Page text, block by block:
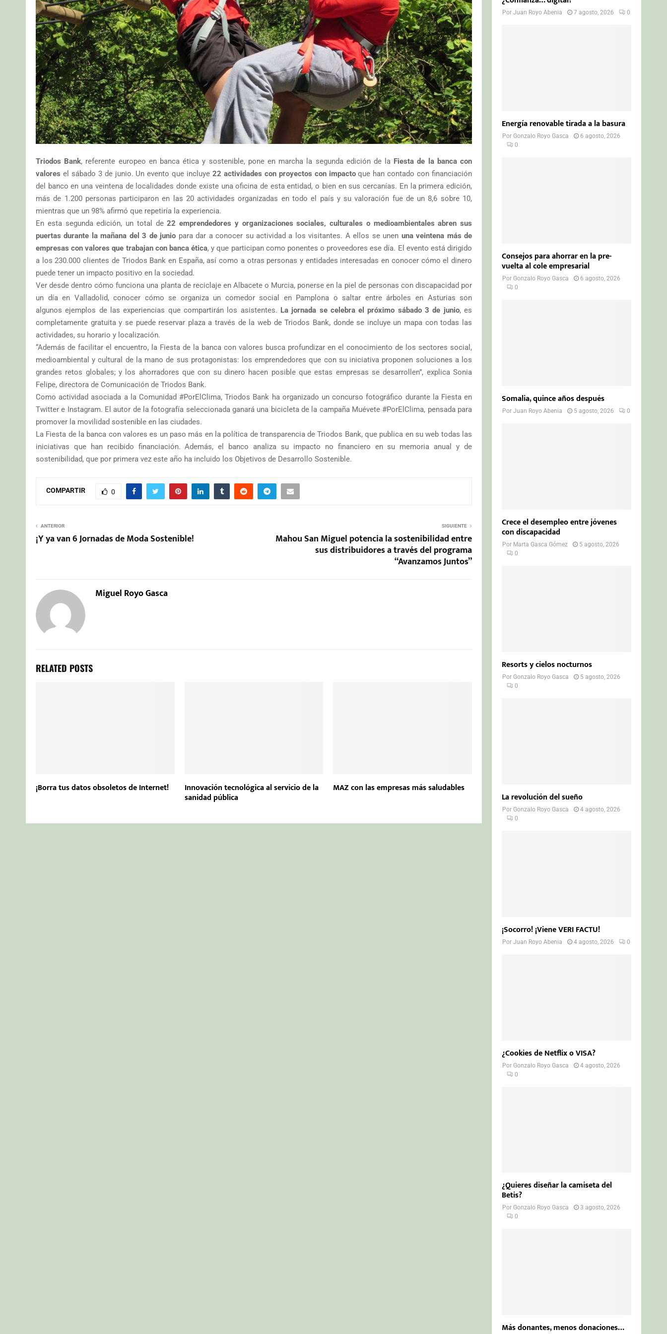
Triodos Bank, referente europeo en banca ética y sostenible, pone en marcha la segunda edición de la Fiesta de la banca con
valores el sábado 3 de junio. Un evento que incluye22 actividades con proyectos con impactoque han contado con financiación
del banco en una veintena de localidades donde existe una oficina de esta entidad, o bien en sus cercanías. En la primera edición,
más de 1.200 personas participaron en las 20 actividades organizadas en todo el país y su valoración fue de un 8,6 sobre 10,
mientras que un 98% afirmó que repetiría la experiencia.
En esta segunda edición, un total de22 emprendedores y organizaciones sociales, culturales o medioambientales abren sus
puertas durante la mañana del 3 de junio para dar a conocer su actividad a los visitantes. A ellos se unen una veintena más de
empresas con valores que trabajan con banca ética, y que participan como ponentes o proveedores ese día. El evento está dirigido
a los 230.000 clientes de Triodos Bank en España, así como a otras personas y entidades interesadas en conocer cómo el dinero
puede tener un impacto positivo en la sociedad.
Ver desde dentro cómo funciona una planta de reciclaje en Albacete o Murcia, ponerse en la piel de personas con discapacidad por
un día en Valladolid, conocer cómo se organiza un comedor social en Pamplona o saltar entre árboles en Asturias son
algunos ejemplos de las experiencias que compartirán los asistentes. La jornada se celebra el próximo sábado 3 de junio, es
completamente gratuita y se puede reservar plaza a través de la web de Triodos Bank, donde se incluye un mapa con todas las
actividades, su horario y localización.
“Además de facilitar el encuentro, la Fiesta de la banca con valores busca profundizar en el conocimiento de los sectores social,
medioambiental y cultural de la mano de sus protagonistas: los emprendedores que con su iniciativa proponen soluciones a los
grandes retos globales; y los ahorradores que con su dinero hacen posible que estas empresas se desarrollen”, explica Sonia
Felipe, directora de Comunicación de Triodos Bank.
Como actividad asociada a la Comunidad #PorElClima, Triodos Bank ha organizado un concurso fotográfico durante la Fiesta en
Twitter e Instagram. El autor de la fotografía seleccionada ganará una bicicleta de la campaña Muévete #PorElClima, pensada para
promover la movilidad sostenible en las ciudades.
La Fiesta de la banca con valores es un paso más en la política de transparencia de Triodos Bank, que publica en su web todas las
iniciativas que han recibido financiación. Además, el banco analiza su impacto no financiero en su memoria anual y de
sostenibilidad, que por primera vez este año ha incluido los Objetivos de Desarrollo Sostenible.
COMPARTIR 0
ANTERIOR
¡Y ya van 6 Jornadas de Moda Sostenible!
SIGUIENTE
Mahou San Miguel potencia la sostenibilidad entre
sus distribuidores a través del programa
“Avanzamos Juntos”
Miguel Royo Gasca
RELATED POSTS
¡Borra tus datos obsoletos de Internet! Innovación tecnológica al servicio de la
sanidad pública
MAZ con las empresas más saludables
PorJuan Royo Abenia 7 agosto, 2026 0
Energía renovable tirada a la basura
PorGonzalo Royo Gasca
6 agosto, 2026
0
Consejos para ahorrar en la pre-
vuelta al cole empresarial
PorGonzalo Royo Gasca
6 agosto, 2026
0
Somalia, quince años después
PorJuan Royo Abenia 5 agosto, 2026 0
Crece el desempleo entre jóvenes
con discapacidad
Por Marta Gasca Gómez
5 agosto, 2026
0
Resorts y cielos nocturnos
PorGonzalo Royo Gasca
5 agosto, 2026
0
La revolución del sueño
PorGonzalo Royo Gasca
4 agosto, 2026
0
¡Socorro! ¡Viene VERI FACTU!
PorJuan Royo Abenia 4 agosto, 2026 0
¿Cookies de Netflix o VISA?
PorGonzalo Royo Gasca
4 agosto, 2026
0
¿Quieres diseñar la camiseta del
Betis?
PorGonzalo Royo Gasca
3 agosto, 2026
0
Más donantes, menos donaciones…